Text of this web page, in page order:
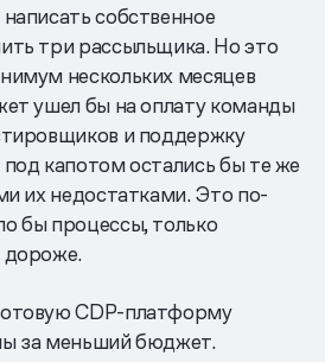
собственное
три рассыльщика. Но это
нескольких месяцев
ушел бы на оплату команды
и поддержку
капотом остались бы те же
их недостатками. Это по-
бы процессы, только
дороже.
CDP-платформу
за меньший бюджет.